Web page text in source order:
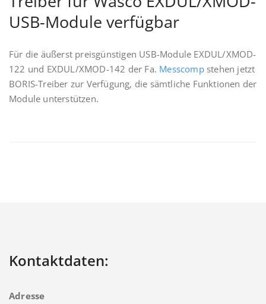
USB-Module verfügbar
Für die äußerst preisgünstigen USB-Module EXDUL/XMOD-
122 und EXDUL/XMOD-142 der Fa. Messcompstehen jetzt
BORIS-Treiber zur Verfügung, die sämtliche Funktionen der
Module unterstützen.
Kontaktdaten:
Adresse